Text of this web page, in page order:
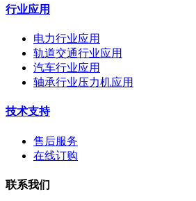
行业应用
电力行业应用
轨道交通行业应用
汽车行业应用
轴承行业压力机应用
技术支持
售后服务
在线订购
联系我们